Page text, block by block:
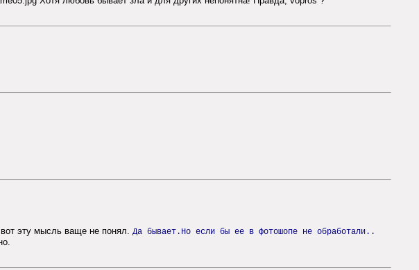
эту мысль ваще не понял. Да бывает.Но если бы ее в фотошопе не обработали..